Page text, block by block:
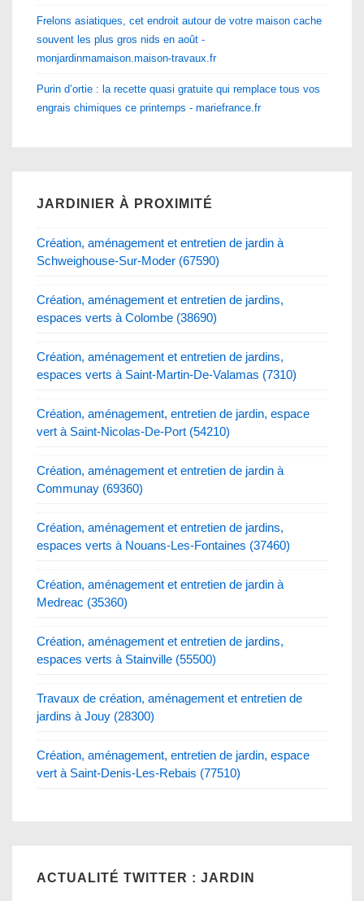
Frelons asiatiques, cet endroit autour de votre maison cache
souvent les plus gros nids en août -
monjardinmamaison.maison-travaux.fr
Purin d’ortie : la recette quasi gratuite qui remplace tous vos
engrais chimiques ce printemps - mariefrance.fr
JARDINIER À PROXIMITÉ
Création, aménagement et entretien de jardin à
Schweighouse-Sur-Moder (67590)
Création, aménagement et entretien de jardins,
espaces verts à Colombe (38690)
Création, aménagement et entretien de jardins,
espaces verts à Saint-Martin-De-Valamas (7310)
Création, aménagement, entretien de jardin, espace
vert à Saint-Nicolas-De-Port (54210)
Création, aménagement et entretien de jardin à
Communay (69360)
Création, aménagement et entretien de jardins,
espaces verts à Nouans-Les-Fontaines (37460)
Création, aménagement et entretien de jardin à
Medreac (35360)
Création, aménagement et entretien de jardins,
espaces verts à Stainville (55500)
Travaux de création, aménagement et entretien de
jardins à Jouy (28300)
Création, aménagement, entretien de jardin, espace
vert à Saint-Denis-Les-Rebais (77510)
ACTUALITÉ TWITTER : JARDIN